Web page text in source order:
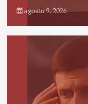
agosto 9, 2026